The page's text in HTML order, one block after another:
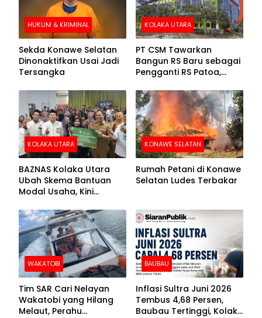
HUKUM & KRIMINAL
Sekda Konawe Selatan
Dinonaktifkan Usai Jadi
Tersangka
KOLAKA UTARA
PT CSM Tawarkan
Bangun RS Baru sebagai
Pengganti RS Patoa,
Kolut
KOLAKA UTARA
BAZNAS Kolaka Utara
Ubah Skema Bantuan
Modal Usaha, Kini
Barang Senilai Rp419,5
Juta
KONAWE SELATAN
Rumah Petani di Konawe
Selatan Ludes Terbakar
WAKATOBI
Tim SAR Cari Nelayan
Wakatobi yang Hilang
Melaut, Perahu
BAUBAU
Inflasi Sultra Juni 2026
Tembus 4,68 Persen,
Baubau Tertinggi, Kolaka